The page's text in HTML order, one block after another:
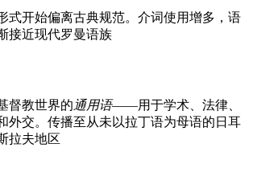
式开始偏离古典规范。介词使用增多，语
接近现代罗曼语族
督教世界的通用语——用于学术、法律、
外交。传播至从未以拉丁语为母语的日耳
拉夫地区